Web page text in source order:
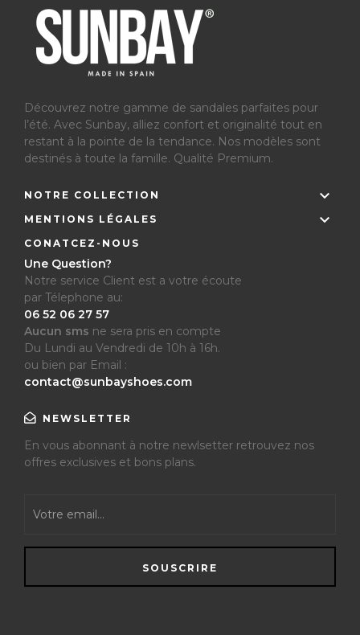
Découvrez notre gamme de sandales parfaites pour
l’été. Avec Sunbay, alliez confort et originalité tout en
restant à la pointe de la tendance. Nos modèles sont
destinés à toute la famille. Qualité Premium.
NOTRE COLLECTION 
MENTIONS LÉGALES 
CONATCEZ-NOUS
Une Question?
Notre service Client est a votre écoute
par Télephone au:
06 52 06 27 57
Aucun sms ne sera pris en compte
Du Lundi au Vendredi de 10h à 16h.
ou bien par Email :
contact@sunbayshoes.com
NEWSLETTER
En vous abonnant à notre newlsetter retrouvez nos
offres exclusives et bons plans.
SOUSCRIRE